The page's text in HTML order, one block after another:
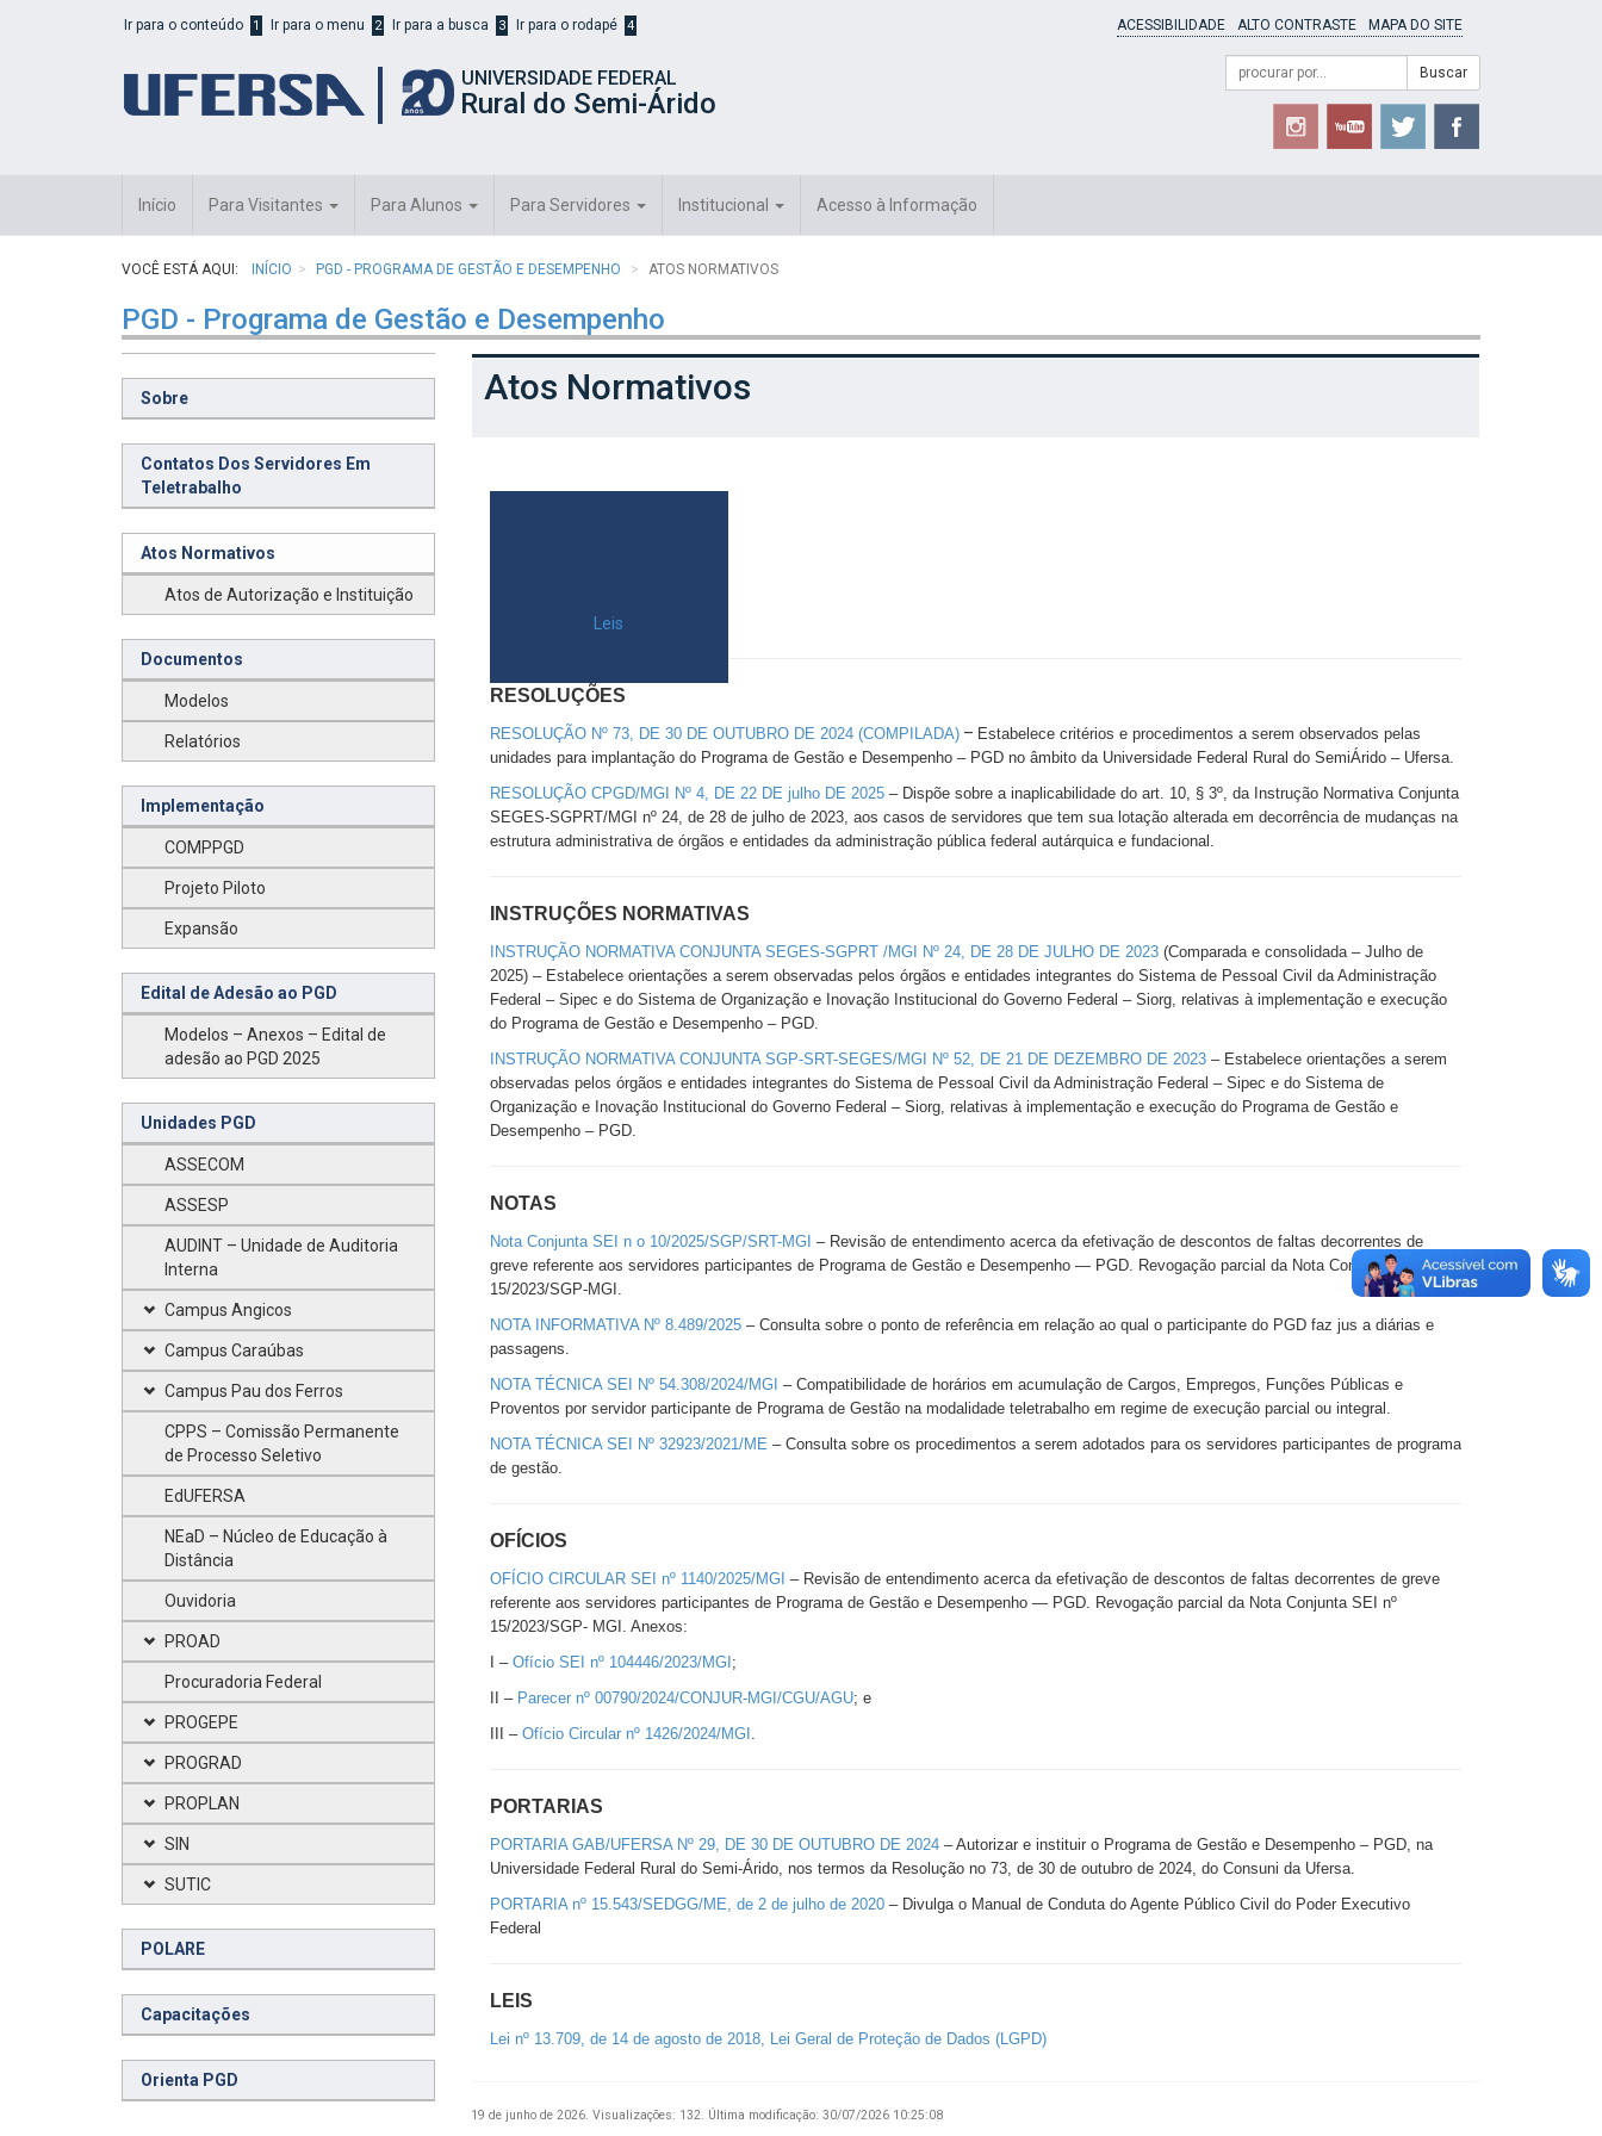
Ir para o conteúdo 1 Ir para o menu 2 Ir para a busca 3 Ir para o rodapé 4 ACESSIBILIDADE ALTO CONTRASTE MAPA DO SITE
UNIVERSIDADE FEDERAL
Rural do Semi-Árido
Formulário
Busca
Campo
de
Buscar
Início Para Visitantes Para Alunos Para Servidores Institucional Acesso à Informação
VOCÊ ESTÁ AQUI: INÍCIO PGD - PROGRAMA DE GESTÃO E DESEMPENHO ATOS NORMATIVOS
PGD - Programa de Gestão e Desempenho
Sobre
Contatos Dos Servidores Em
Teletrabalho
Atos Normativos
Atos de Autorização e Instituição
Documentos
Modelos
Relatórios
Implementação
COMPPGD
Projeto Piloto
Expansão
Edital de Adesão ao PGD
Modelos – Anexos – Edital de
adesão ao PGD 2025
Unidades PGD
ASSECOM
ASSESP
AUDINT – Unidade de Auditoria
Interna
Campus Angicos
Campus Caraúbas
Campus Pau dos Ferros
CPPS – Comissão Permanente
de Processo Seletivo
EdUFERSA
NEaD – Núcleo de Educação à
Distância
Ouvidoria
PROAD
Procuradoria Federal
PROGEPE
PROGRAD
PROPLAN
SIN
SUTIC
POLARE
Capacitações
Orienta PGD
Atos Normativos
Leis
RESOLUÇÕES
RESOLUÇÃO Nº 73, DE 30 DE OUTUBRO DE 2024 (COMPILADA)– Estabelece critérios e procedimentos a serem observados pelas
unidades para implantação do Programa de Gestão e Desempenho – PGD no âmbito da Universidade Federal Rural do SemiÁrido – Ufersa.
RESOLUÇÃO CPGD/MGI Nº 4, DE 22 DE julho DE 2025– Dispõe sobre a inaplicabilidade do art. 10, § 3º, da Instrução Normativa Conjunta
SEGES-SGPRT/MGI nº 24, de 28 de julho de 2023, aos casos de servidores que tem sua lotação alterada em decorrência de mudanças na
estrutura administrativa de órgãos e entidades da administração pública federal autárquica e fundacional.
INSTRUÇÕES NORMATIVAS
INSTRUÇÃO NORMATIVA CONJUNTA SEGES-SGPRT /MGI Nº 24, DE 28 DE JULHO DE 2023(Comparada e consolidada – Julho de
2025) – Estabelece orientações a serem observadas pelos órgãos e entidades integrantes do Sistema de Pessoal Civil da Administração
Federal – Sipec e do Sistema de Organização e Inovação Institucional do Governo Federal – Siorg, relativas à implementação e execução
do Programa de Gestão e Desempenho – PGD.
INSTRUÇÃO NORMATIVA CONJUNTA SGP-SRT-SEGES/MGI Nº 52, DE 21 DE DEZEMBRO DE 2023– Estabelece orientações a serem
observadas pelos órgãos e entidades integrantes do Sistema de Pessoal Civil da Administração Federal – Sipec e do Sistema de
Organização e Inovação Institucional do Governo Federal – Siorg, relativas à implementação e execução do Programa de Gestão e
Desempenho – PGD.
NOTAS
Nota Conjunta SEI n o 10/2025/SGP/SRT-MGI – Revisão de entendimento acerca da efetivação de descontos de faltas decorrentes de
greve referente aos servidores participantes de Programa de Gestão e Desempenho — PGD. Revogação parcial da Nota Conjunta SEI no
15/2023/SGP-MGI.
NOTA INFORMATIVA Nº 8.489/2025– Consulta sobre o ponto de referência em relação ao qual o participante do PGD faz jus a diárias e
passagens.
NOTA TÉCNICA SEI Nº 54.308/2024/MGI – Compatibilidade de horários em acumulação de Cargos, Empregos, Funções Públicas e
Proventos por servidor participante de Programa de Gestão na modalidade teletrabalho em regime de execução parcial ou integral.
NOTA TÉCNICA SEI Nº 32923/2021/ME – Consulta sobre os procedimentos a serem adotados para os servidores participantes de programa
de gestão.
OFÍCIOS
OFÍCIO CIRCULAR SEI nº 1140/2025/MGI – Revisão de entendimento acerca da efetivação de descontos de faltas decorrentes de greve
referente aos servidores participantes de Programa de Gestão e Desempenho — PGD. Revogação parcial da Nota Conjunta SEI nº
15/2023/SGP- MGI. Anexos:
I – Ofício SEI nº 104446/2023/MGI ;
II – Parecer nº 00790/2024/CONJUR-MGI/CGU/AGU; e
III – Ofício Circular nº 1426/2024/MGI .
PORTARIAS
PORTARIA GAB/UFERSA Nº 29, DE 30 DE OUTUBRO DE 2024– Autorizar e instituir o Programa de Gestão e Desempenho – PGD, na
Universidade Federal Rural do Semi-Árido, nos termos da Resolução no 73, de 30 de outubro de 2024, do Consuni da Ufersa.
PORTARIA nº 15.543/SEDGG/ME, de 2 de julho de 2020– Divulga o Manual de Conduta do Agente Público Civil do Poder Executivo
Federal
LEIS
Lei nº 13.709, de 14 de agosto de 2018, Lei Geral de Proteção de Dados (LGPD)
19 de junho de 2026. Visualizações: 132. Última modificação: 30/07/2026 10:25:08